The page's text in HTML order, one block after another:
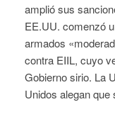
amplió sus
EE.UU. comenzó
armados
contra EIIL, cuyo
Gobierno sirio. La
Unidos alegan